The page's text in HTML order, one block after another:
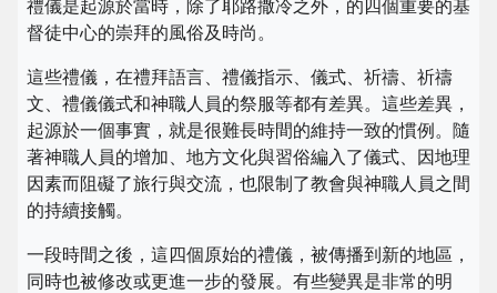
禮儀是起源於當時，除了耶路撒冷之外，的四個重要的基
督徒中心的崇拜的風俗及時尚。
這些禮儀，在禮拜語言、禮儀指示、儀式、祈禱、祈禱
文、禮儀儀式和神職人員的祭服等都有差異。這些差異，
起源於一個事實，就是很難長時間的維持一致的慣例。隨
著神職人員的增加、地方文化與習俗編入了儀式、因地理
因素而阻礙了旅行與交流，也限制了教會與神職人員之間
的持續接觸。
一段時間之後，這四個原始的禮儀，被傳播到新的地區，
同時也被修改或更進一步的發展。有些變異是非常的明